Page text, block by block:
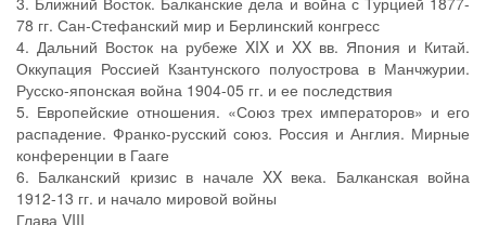
78 гг. Сан-Стефанский мир и Берлинский конгресс
4. Дальний Восток на рубеже XIX и XX вв. Япония и Китай.
Оккупация Россией Кзантунского полуострова в Манчжурии.
Русско-японская война 1904-05 гг. и ее последствия
5. Европейские отношения. «Союз трех императоров» и его
распадение. Франко-русский союз. Россия и Англия. Мирные
конференции в Гааге
6. Балканский кризис в начале XX века. Балканская война
1912-13 гг. и начало мировой войны
Глава VIII